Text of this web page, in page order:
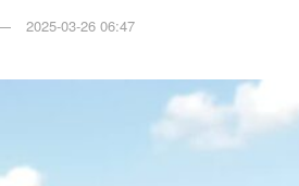
2025-03-26 06:47